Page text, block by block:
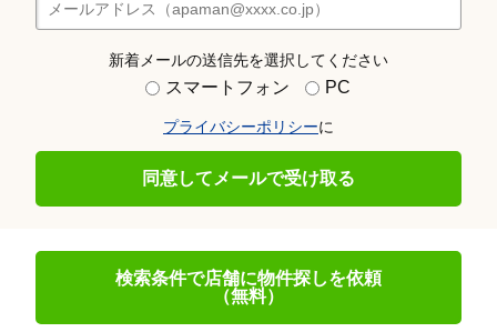
新着メールの送信先を選択してください
スマートフォン PC
プライバシーポリシーに
同意してメールで受け取る
検索条件で店舗に物件探しを依頼
（無料）